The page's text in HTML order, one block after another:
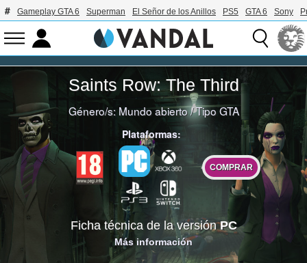
Gameplay GTA 6 Superman El Señor de los Anillos PS5 GTA 6 Sony
Saints Row: The Third
Género/s: Mundo abierto/Tipo GTA
Plataformas:
COMPRAR
Ficha técnica de la versiónPC
Más información